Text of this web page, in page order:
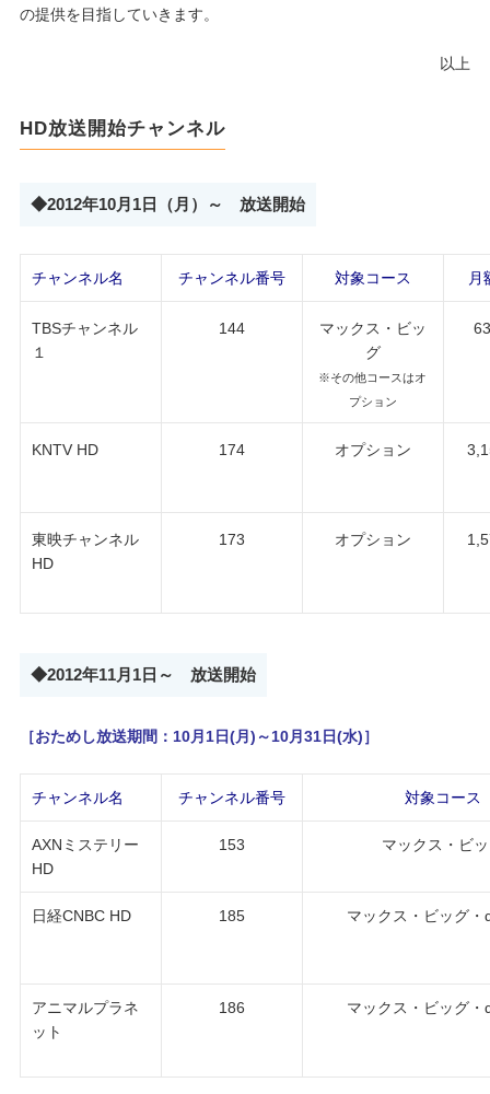
の提供を目指していきます。
以上
HD放送開始チャンネル
◆2012年10月1日（月）～ 放送開始
チャンネル名 チャンネル番号 対象コース 月
TBSチャンネル
１
144
マックス・ビッ
グ
※その他コースはオ
プション
KNTV HD 174 オプション
東映チャンネル
HD
173 オプション
◆2012年11月1日～ 放送開始
［おためし放送期間：10月1日(月)～10月31日(水)］
チャンネル名 チャンネル番号 対象コース
AXNミステリー
HD
153 マックス・ビ
日経CNBC HD 185 マックス・ビッグ・
アニマルプラネ
ット
186 マックス・ビッグ・